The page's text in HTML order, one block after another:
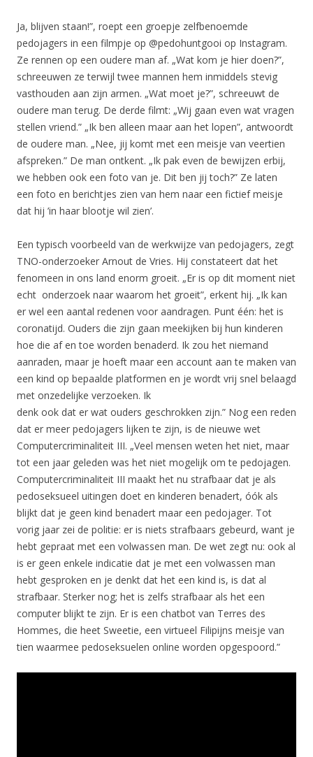
Ja, blijven staan!”, roept een groepje zelfbenoemde
pedojagers in een filmpje op @pedohuntgooi op Instagram.
Ze rennen op een oudere man af. „Wat kom je hier doen?”,
schreeuwen ze terwijl twee mannen hem inmiddels stevig
vasthouden aan zijn armen. „Wat moet je?”, schreeuwt de
oudere man terug. De derde filmt: „Wij gaan even wat vragen
stellen vriend.” „Ik ben alleen maar aan het lopen”, antwoordt
de oudere man. „Nee, jij komt met een meisje van veertien
afspreken.” De man ontkent. „Ik pak even de bewijzen erbij,
we hebben ook een foto van je. Dit ben jij toch?” Ze laten
een foto en berichtjes zien van hem naar een fictief meisje
dat hij ’in haar blootje wil zien’.
Een typisch voorbeeld van de werkwijze van pedojagers, zegt
TNO-onderzoeker Arnout de Vries. Hij constateert dat het
fenomeen in ons land enorm groeit. „Er is op dit moment niet
echt onderzoek naar waarom het groeit”, erkent hij. „Ik kan
er wel een aantal redenen voor aandragen. Punt één: het is
coronatijd. Ouders die zijn gaan meekijken bij hun kinderen
hoe die af en toe worden benaderd. Ik zou het niemand
aanraden, maar je hoeft maar een account aan te maken van
een kind op bepaalde platformen en je wordt vrij snel belaagd
met onzedelijke verzoeken. Ik
denk ook dat er wat ouders geschrokken zijn.” Nog een reden
dat er meer pedojagers lijken te zijn, is de nieuwe wet
Computercriminaliteit III. „Veel mensen weten het niet, maar
tot een jaar geleden was het niet mogelijk om te pedojagen.
Computercriminaliteit III maakt het nu strafbaar dat je als
pedoseksueel uitingen doet en kinderen benadert, óók als
blijkt dat je geen kind benadert maar een pedojager. Tot
vorig jaar zei de politie: er is niets strafbaars gebeurd, want je
hebt gepraat met een volwassen man. De wet zegt nu: ook al
is er geen enkele indicatie dat je met een volwassen man
hebt gesproken en je denkt dat het een kind is, is dat al
strafbaar. Sterker nog; het is zelfs strafbaar als het een
computer blijkt te zijn. Er is een chatbot van Terres des
Hommes, die heet Sweetie, een virtueel Filipijns meisje van
tien waarmee pedoseksuelen online worden opgespoord.”